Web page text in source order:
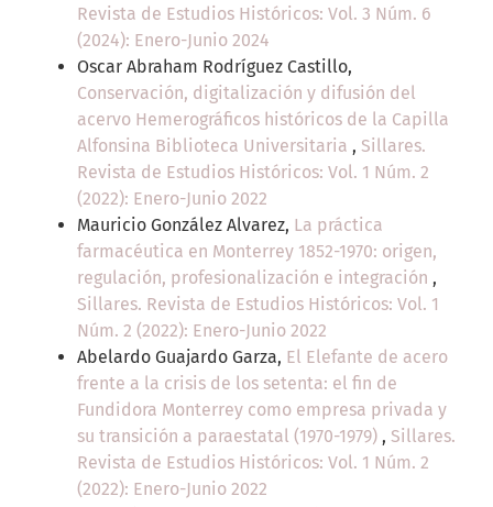
Revista de Estudios Históricos: Vol. 3 Núm. 6
(2024): Enero-Junio 2024
Oscar Abraham Rodríguez Castillo,
Conservación, digitalización y difusión del
acervo Hemerográficos históricos de la Capilla
Alfonsina Biblioteca Universitaria , Sillares.
Revista de Estudios Históricos: Vol. 1 Núm. 2
(2022): Enero-Junio 2022
Mauricio González Alvarez, La práctica
farmacéutica en Monterrey 1852-1970: origen,
regulación, profesionalización e integración ,
Sillares. Revista de Estudios Históricos: Vol. 1
Núm. 2 (2022): Enero-Junio 2022
Abelardo Guajardo Garza, El Elefante de acero
frente a la crisis de los setenta: el fin de
Fundidora Monterrey como empresa privada y
su transición a paraestatal (1970-1979) , Sillares.
Revista de Estudios Históricos: Vol. 1 Núm. 2
(2022): Enero-Junio 2022